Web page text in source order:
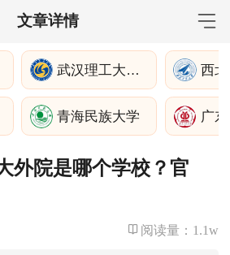
文章详情
招生政策 学制学费
报名流程
招生简章
武汉理工大学深圳
青海民族大学 广
外院是哪个学校？官
阅读量： 1.1w